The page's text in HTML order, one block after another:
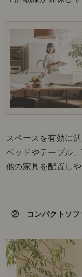
スペースを有効に
ベッドやテーブル
他の家具を配置しや
② コンパクトソフ